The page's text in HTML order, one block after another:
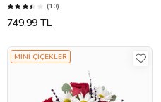
(10)
749,99 TL
MİNİ ÇİÇEKLER